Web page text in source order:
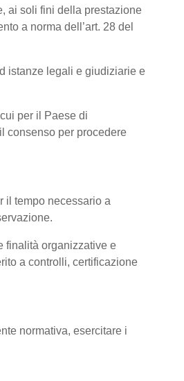
ai soli fini della prestazione
a norma dell’art. 28 del
istanze legali e giudiziarie e
per il Paese di
consenso per procedere
il tempo necessario a
finalità organizzative e
a controlli, certificazione
normativa, esercitare i